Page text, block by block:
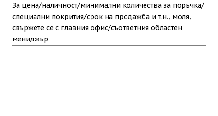
За цена/наличност/минимални количества за поръчка/
специални покрития/срок на продажба и т.н., моля,
свържете се с главния офис/съответния областен
мениджър